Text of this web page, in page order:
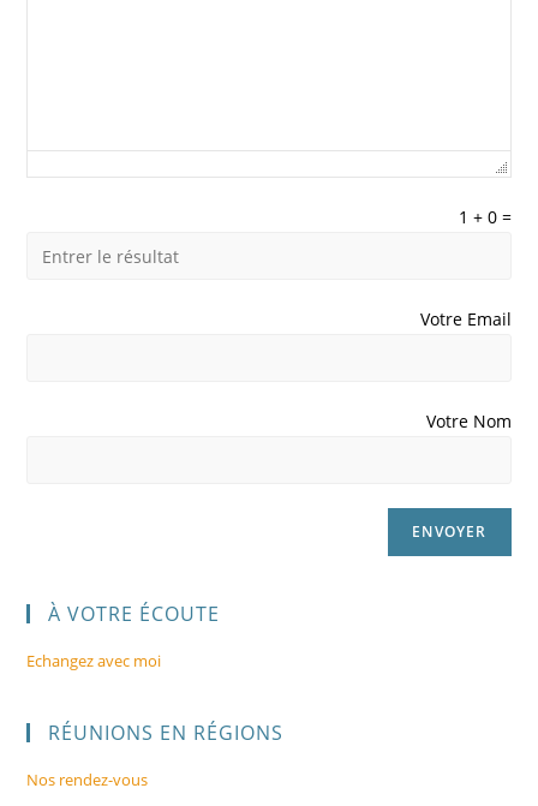
1 + 0 =
Votre Email
Votre Nom
À VOTRE ÉCOUTE
Echangez avec moi
RÉUNIONS EN RÉGIONS
Nos rendez-vous